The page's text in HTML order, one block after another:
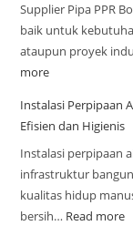
Supplier Pipa PPR
baik untuk
ataupun proyek
more
Instalasi Perpipaan
Efisien dan Higienis
Instalasi perpipaan
infrastruktur
kualitas hidup
bersih… Read more